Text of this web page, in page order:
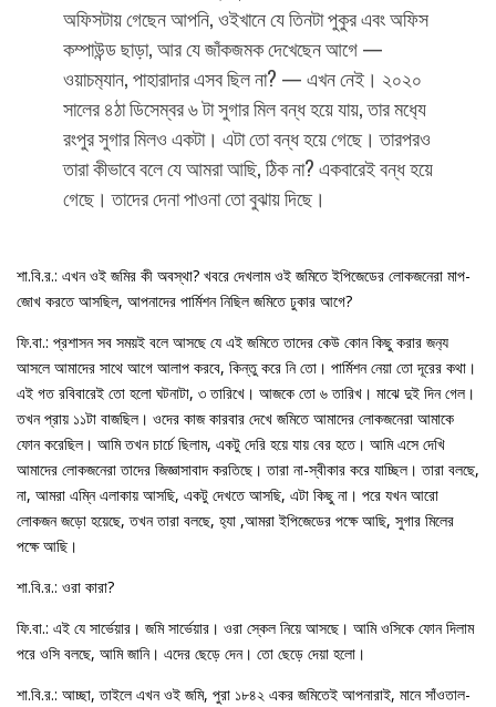
অফিসটায় গেছেন আপনি, ওইখানে যে তিনটা পুকুর এবং অফিস
কম্পাউন্ড ছাড়া, আর যে জাঁকজমক দেখেছেন আগে —
ওয়াচম‍্যান, পাহারাদার এসব ছিল না? — এখন নেই। ২০২০
সালের ৪ঠা ডিসেম্বর ৬ টা সুগার মিল বন্ধ হয়ে যায়, তার মধ‍্যে
রংপুর সুগার মিলও একটা। এটা তো বন্ধ হয়ে গেছে। তারপরও
তারা কীভাবে বলে যে আমরা আছি, ঠিক না? একবারেই বন্ধ হয়ে
গেছে। তাদের দেনা পাওনা তো বুঝায় দিছে।
শা.বি.র.: এখন ওই জমির কী অবস্থা? খবরে দেখলাম ওই জমিতে ইপিজেডের লোকজনেরা মাপ-
জোখ করতে আসছিল, আপনাদের পার্মিশন নিছিল জমিতে ঢুকার আগে?
ফি.বা.: প্রশাসন সব সময়ই বলে আসছে যে এই জমিতে তাদের কেউ কোন কিছু করার জন‍্য
আসলে আমাদের সাথে আগে আলাপ করবে, কিন্তু করে নি তো। পার্মিশন নেয়া তো দূরের কথা।
এই গত রবিবারেই তো হলো ঘটনাটা, ৩ তারিখে। আজকে তো ৬ তারিখ। মাঝে দুই দিন গেল।
তখন প্রায় ১১টা বাজছিল। ওদের কাজ কারবার দেখে জমিতে আমাদের লোকজনেরা আমাকে
ফোন করেছিল। আমি তখন চার্চে ছিলাম, একটু দেরি হয়ে যায় বের হতে। আমি এসে দেখি
আমাদের লোকজনেরা তাদের জিজ্ঞাসাবাদ করতিছে। তারা না-স্বীকার করে যাচ্ছিল। তারা বলছে,
না, আমরা এম্নি এলাকায় আসছি, একটু দেখতে আসছি, এটা কিছু না। পরে যখন আরো
লোকজন জড়ো হয়েছে, তখন তারা বলছে, হ‍্যা ,আমরা ইপিজেডের পক্ষে আছি, সুগার মিলের
পক্ষে আছি।
শা.বি.র.: ওরা কারা?
ফি.বা.: এই যে সার্ভেয়ার। জমি সার্ভেয়ার। ওরা স্কেল নিয়ে আসছে। আমি ওসিকে ফোন দিলাম
পরে ওসি বলছে, আমি জানি। এদের ছেড়ে দেন। তো ছেড়ে দেয়া হলো।
শা.বি.র.: আচ্ছা, তাইলে এখন ওই জমি, পুরা ১৮৪২ একর জমিতেই আপনারাই, মানে সাঁওতাল-